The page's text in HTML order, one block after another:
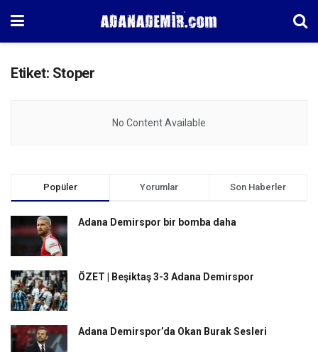
Etiket: Stoper
No Content Available
Popüler Yorumlar Son Haberler
Adana Demirspor bir bomba daha
ÖZET | Beşiktaş 3-3 Adana Demirspor
Adana Demirspor’da Okan Burak Sesleri